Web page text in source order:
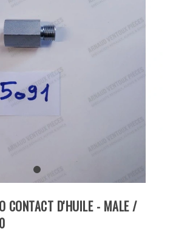
CONTACT D'HUILE - MALE /